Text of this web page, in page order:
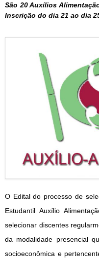
São 20 Auxílios
Inscrição do dia 21 ao dia
O Edital do processo de
Estudantil Auxílio
selecionar discentes
da modalidade presencial
socioeconômica e